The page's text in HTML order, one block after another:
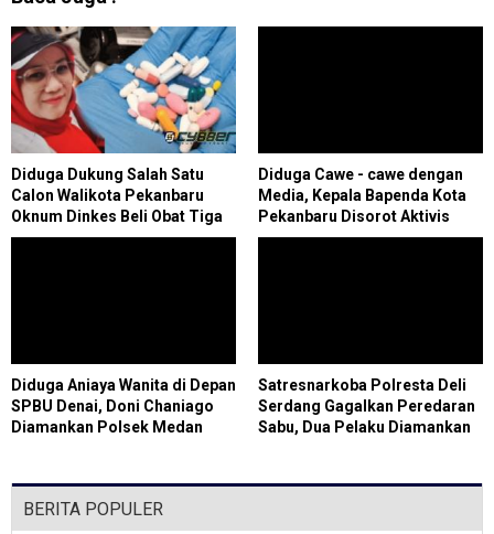
Diduga Dukung Salah Satu
Calon Walikota Pekanbaru
Oknum Dinkes Beli Obat Tiga
Bulan Jelang Kadaluarsa
Diduga Cawe - cawe dengan
Media, Kepala Bapenda Kota
Pekanbaru Disorot Aktivis
Diduga Aniaya Wanita di Depan
SPBU Denai, Doni Chaniago
Diamankan Polsek Medan
Satresnarkoba Polresta Deli
Serdang Gagalkan Peredaran
Sabu, Dua Pelaku Diamankan
BERITA POPULER